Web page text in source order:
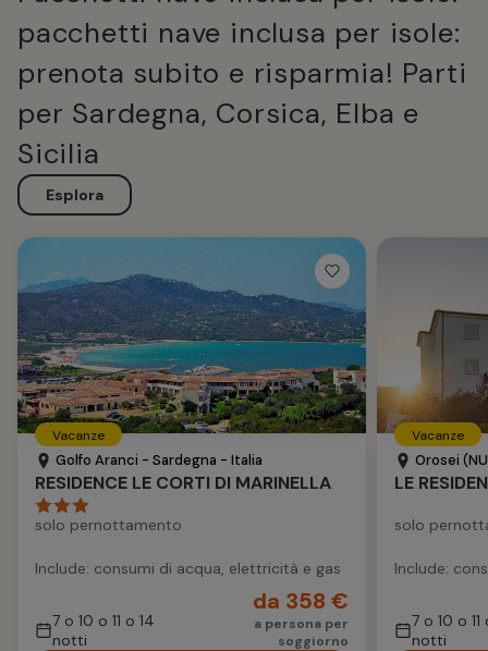
pacchetti nave inclusa per isole:
prenota subito e risparmia! Parti
per Sardegna, Corsica, Elba e
Sicilia
Esplora
Vacanze
Golfo Aranci - Sardegna - Italia
RESIDENCE LE CORTI DI MARINELLA
solo pernottamento
Include: consumi di acqua, elettricità e gas
7 o 10 o 11 o 14
notti
da 358 €
a persona per
soggiorno
Vacanze
Orosei
LE
solo
Include:
7 o 10 o 11
notti